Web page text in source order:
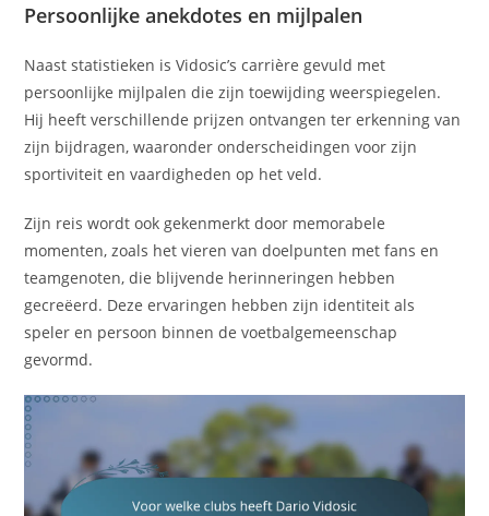
Persoonlijke anekdotes en mijlpalen
Naast statistieken is Vidosic’s carrière gevuld met
persoonlijke mijlpalen die zijn toewijding weerspiegelen.
Hij heeft verschillende prijzen ontvangen ter erkenning van
zijn bijdragen, waaronder onderscheidingen voor zijn
sportiviteit en vaardigheden op het veld.
Zijn reis wordt ook gekenmerkt door memorabele
momenten, zoals het vieren van doelpunten met fans en
teamgenoten, die blijvende herinneringen hebben
gecreëerd. Deze ervaringen hebben zijn identiteit als
speler en persoon binnen de voetbalgemeenschap
gevormd.